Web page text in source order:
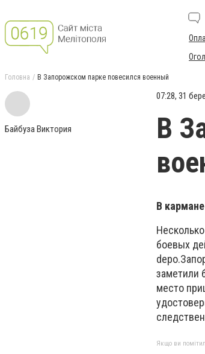
Головна В Запорожском парке повесился военный
Байбуза Виктория
07:28, 31
В
В
боевых
заметили
место
Якщо ви